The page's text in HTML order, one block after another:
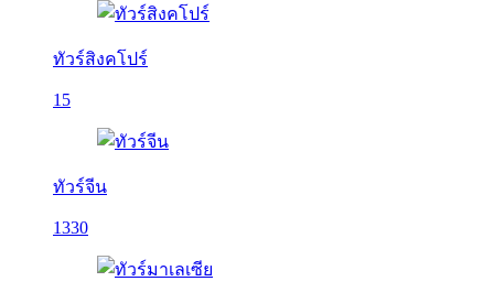
ทัวร์สิงคโปร์
15
ทัวร์จีน
1330